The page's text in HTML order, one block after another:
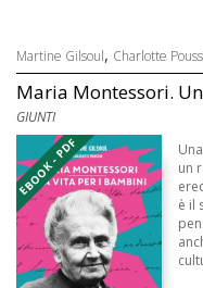
Martine Gilsoul, Charlotte
Maria Montessori.
GIUNTI
EBOOK - PDF
un
è il